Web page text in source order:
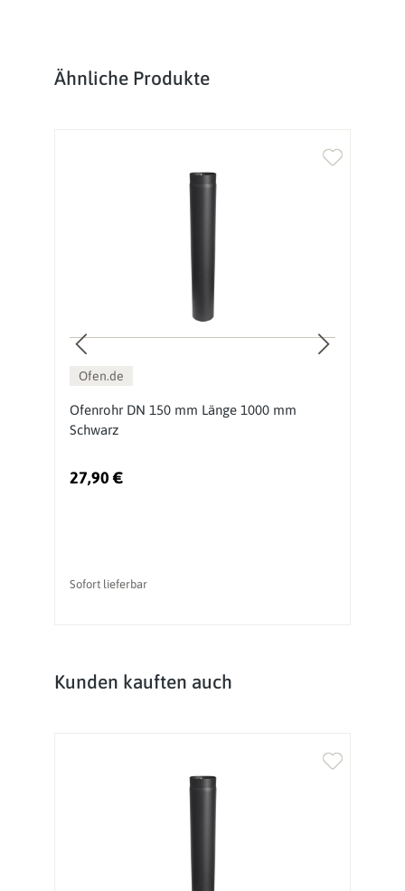
Produktgalerie überspringen
Ähnliche Produkte
Ofen.de
Ofenrohr DN 150 mm Länge 1000 mm
Schwarz
27,90 €
Sofort lieferbar
Produktgalerie überspringen
Kunden kauften auch